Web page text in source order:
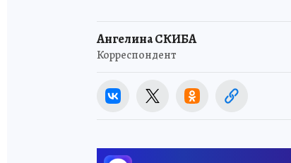
Ангелина СКИБА
Корреспондент